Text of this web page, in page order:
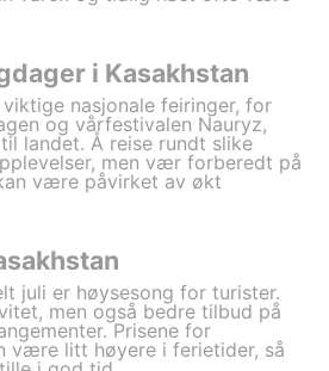
i Kasakhstan
nasjonale feiringer, for
og vårfestivalen Nauryz,
landet. Å reise rundt slike
men vær forberedt på
være påvirket av økt
juli er høysesong for turister.
men også bedre tilbud på
Prisene for
være litt høyere i ferietider, så